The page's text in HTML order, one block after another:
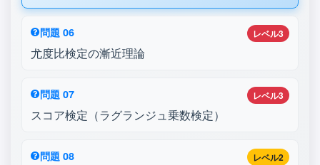
レベル3
問題 06
尤度比検定の漸近理論
レベル3
問題 07
スコア検定（ラグランジュ乗数検定）
レベル2
問題 08